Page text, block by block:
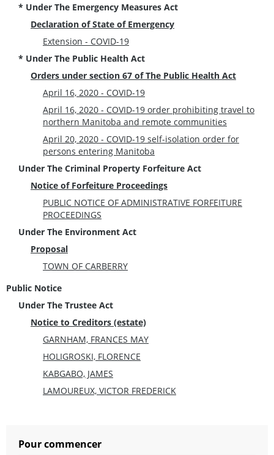
* Under The Emergency Measures Act
Declaration of State of Emergency
Extension - COVID-19
* Under The Public Health Act
Orders under section 67 of The Public Health Act
April 16, 2020 - COVID-19
April 16, 2020 - COVID-19 order prohibiting travel to
northern Manitoba and remote communities
April 20, 2020 - COVID-19 self-isolation order for
persons entering Manitoba
Under The Criminal Property Forfeiture Act
Notice of Forfeiture Proceedings
PUBLIC NOTICE OF ADMINISTRATIVE FORFEITURE
PROCEEDINGS
Under The Environment Act
Proposal
TOWN OF CARBERRY
Public Notice
Under The Trustee Act
Notice to Creditors (estate)
GARNHAM, FRANCES MAY
HOLIGROSKI, FLORENCE
KABGABO, JAMES
LAMOUREUX, VICTOR FREDERICK
Pour commencer